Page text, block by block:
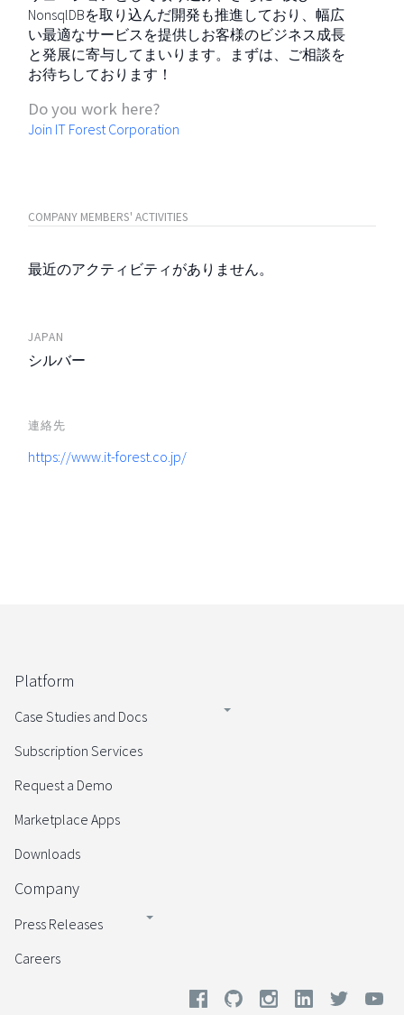
NonsqlDBを取り込んだ開発も推進しており、幅広
い最適なサービスを提供しお客様のビジネス成長
と発展に寄与してまいります。まずは、ご相談を
お待ちしております！
Do you work here?
Join IT Forest Corporation
COMPANY MEMBERS' ACTIVITIES
最近のアクティビティがありません。
JAPAN
シルバー
連絡先
https://www.it-forest.co.jp/
Platform
Case Studies and Docs
Subscription Services
Request a Demo
Marketplace Apps
Downloads
Company
Press Releases
Careers